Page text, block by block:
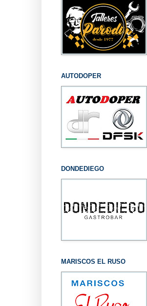
AUTODOPER
DONDEDIEGO
MARISCOS EL RUSO